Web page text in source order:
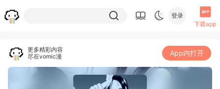
登录
下载app
更多精彩内容
尽在vomic漫
App内打开